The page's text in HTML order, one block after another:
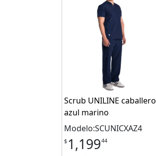
Scrub UNILINE caballero
azul marino
Modelo:SCUNICXAZ4
$ 1,19944